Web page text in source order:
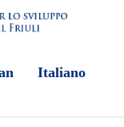
Italiano